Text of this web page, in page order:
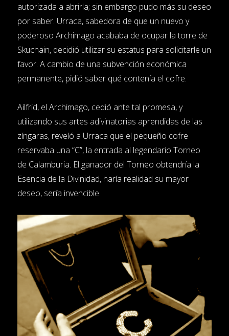
autorizada a abrirla; sin embargo pudo más su deseo
por saber. Urraca, sabedora de que un nuevo y
poderoso Archimago acababa de ocupar la torre de
Skuchain, decidió utilizar su estatus para solicitarle un
favor. A cambio de una subvención económica
permanente, pidió saber qué contenía el cofre.
Ailfrid, el Archimago, cedió ante tal promesa, y
utilizando sus artes adivinatorias aprendidas de las
zíngaras, reveló a Urraca que el pequeño cofre
reservaba una “C”, la entrada al legendario Torneo
de Calamburia. El ganador del Torneo obtendría la
Esencia de la Divinidad, haría realidad su mayor
deseo, sería invencible.